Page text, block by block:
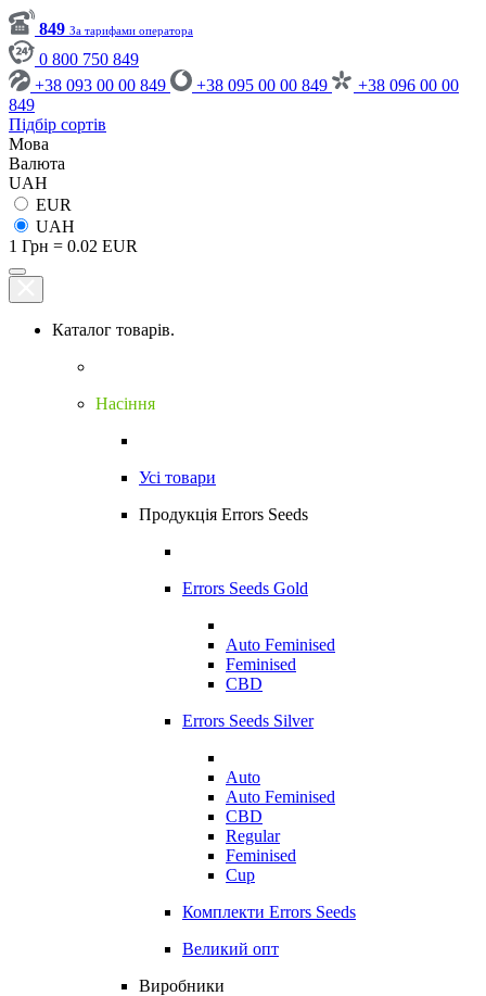
849 За тарифами оператора
0 800 750 849
+38 093 00 00 849
+38 095 00 00 849
+38 096 00 00
849
Підбір сортів
Мова
Валюта
UAH
EUR
UAH
1 Грн = 0.02 EUR
Каталог товарів.
Насіння
Усі товари
Продукція Errors Seeds
Errors Seeds Gold
Auto Feminised
Feminised
CBD
Errors Seeds Silver
Auto
Auto Feminised
CBD
Regular
Feminised
Cup
Комплекти Errors Seeds
Великий опт
Виробники